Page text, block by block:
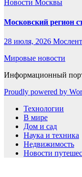
Новости Москвы
Московский регион
28 июля, 2026
Мировые новости
Информационный
Proudly powered by
Технологии
В мире
Дом и сад
Наука и техника
Недвижимость
Новости